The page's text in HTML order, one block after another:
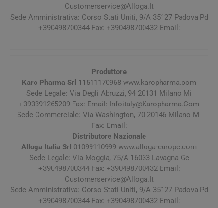
Customerservice@Alloga.It
Sede Amministrativa: Corso Stati Uniti, 9/A 35127 Padova Pd
+390498700344 Fax: +390498700432 Email:
Produttore
Karo Pharma Srl 11511170968 www.karopharma.com
Sede Legale: Via Degli Abruzzi, 94 20131 Milano Mi
+393391265209 Fax: Email: Infoitaly@Karopharma.Com
Sede Commerciale: Via Washington, 70 20146 Milano Mi
Fax: Email:
Distributore Nazionale
Alloga Italia Srl 01099110999 www.alloga-europe.com
Sede Legale: Via Moggia, 75/A 16033 Lavagna Ge
+390498700344 Fax: +390498700432 Email:
Customerservice@Alloga.It
Sede Amministrativa: Corso Stati Uniti, 9/A 35127 Padova Pd
+390498700344 Fax: +390498700432 Email: